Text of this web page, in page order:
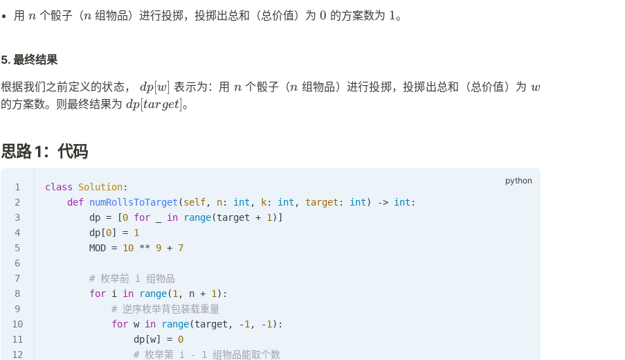
用n
n 个骰子（n
n 组物品）进行投掷，投掷出总和（总价值）为0
0 的方案数为 1
1。
5. 最终结果
根据我们之前定义的状态， dp[w]
dp[w] 表示为：用n
n 个骰子（n
n 组物品）进行投掷，投掷出总和（总价值）为 w
w
的方案数。则最终结果为 dp[target]
dp[target]。
思路 1：代码
class Solution:
    def
numRollsToTarget (self, n: int , k: int , target : int) -> int :
        dp
= [0 for in range(target + 1)]
        dp[
0] = 1
        MOD
= 10 ** 9 + 7
        # 枚举前 i 组物品
        for
i in range(1, n + 1):
            # 逆序枚举背包装载重量
            for
w in range(target, -1, -1):
                dp[w]
= 0
                # 枚举第 i - 1 组物品能取个数